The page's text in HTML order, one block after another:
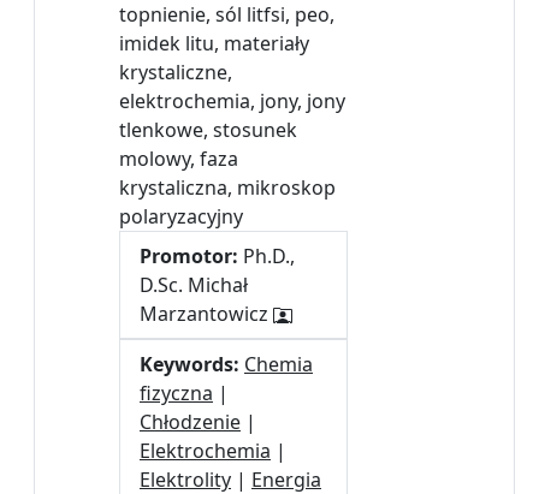
topnienie, sól litfsi, peo,
imidek litu, materiały
krystaliczne,
elektrochemia, jony, jony
tlenkowe, stosunek
molowy, faza
krystaliczna, mikroskop
polaryzacyjny
Promotor: Ph.D.,
D.Sc. Michał
Marzantowicz
Keywords: Chemia
fizyczna |
Chłodzenie |
Elektrochemia |
Elektrolity | Energia